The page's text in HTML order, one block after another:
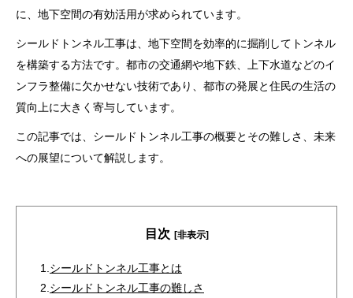
に、地下空間の有効活用が求められています。
シールドトンネル工事は、地下空間を効率的に掘削してトンネル
を構築する方法です。都市の交通網や地下鉄、上下水道などのイ
ンフラ整備に欠かせない技術であり、都市の発展と住民の生活の
質向上に大きく寄与しています。
この記事では、シールドトンネル工事の概要とその難しさ、未来
への展望について解説します。
目次 [非表示]
1. シールドトンネル工事とは
2. シールドトンネル工事の難しさ